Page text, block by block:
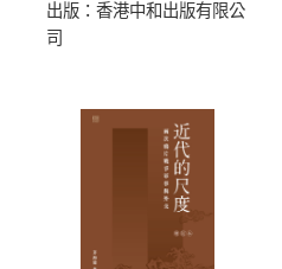
出版：香港中和出版有限公
司